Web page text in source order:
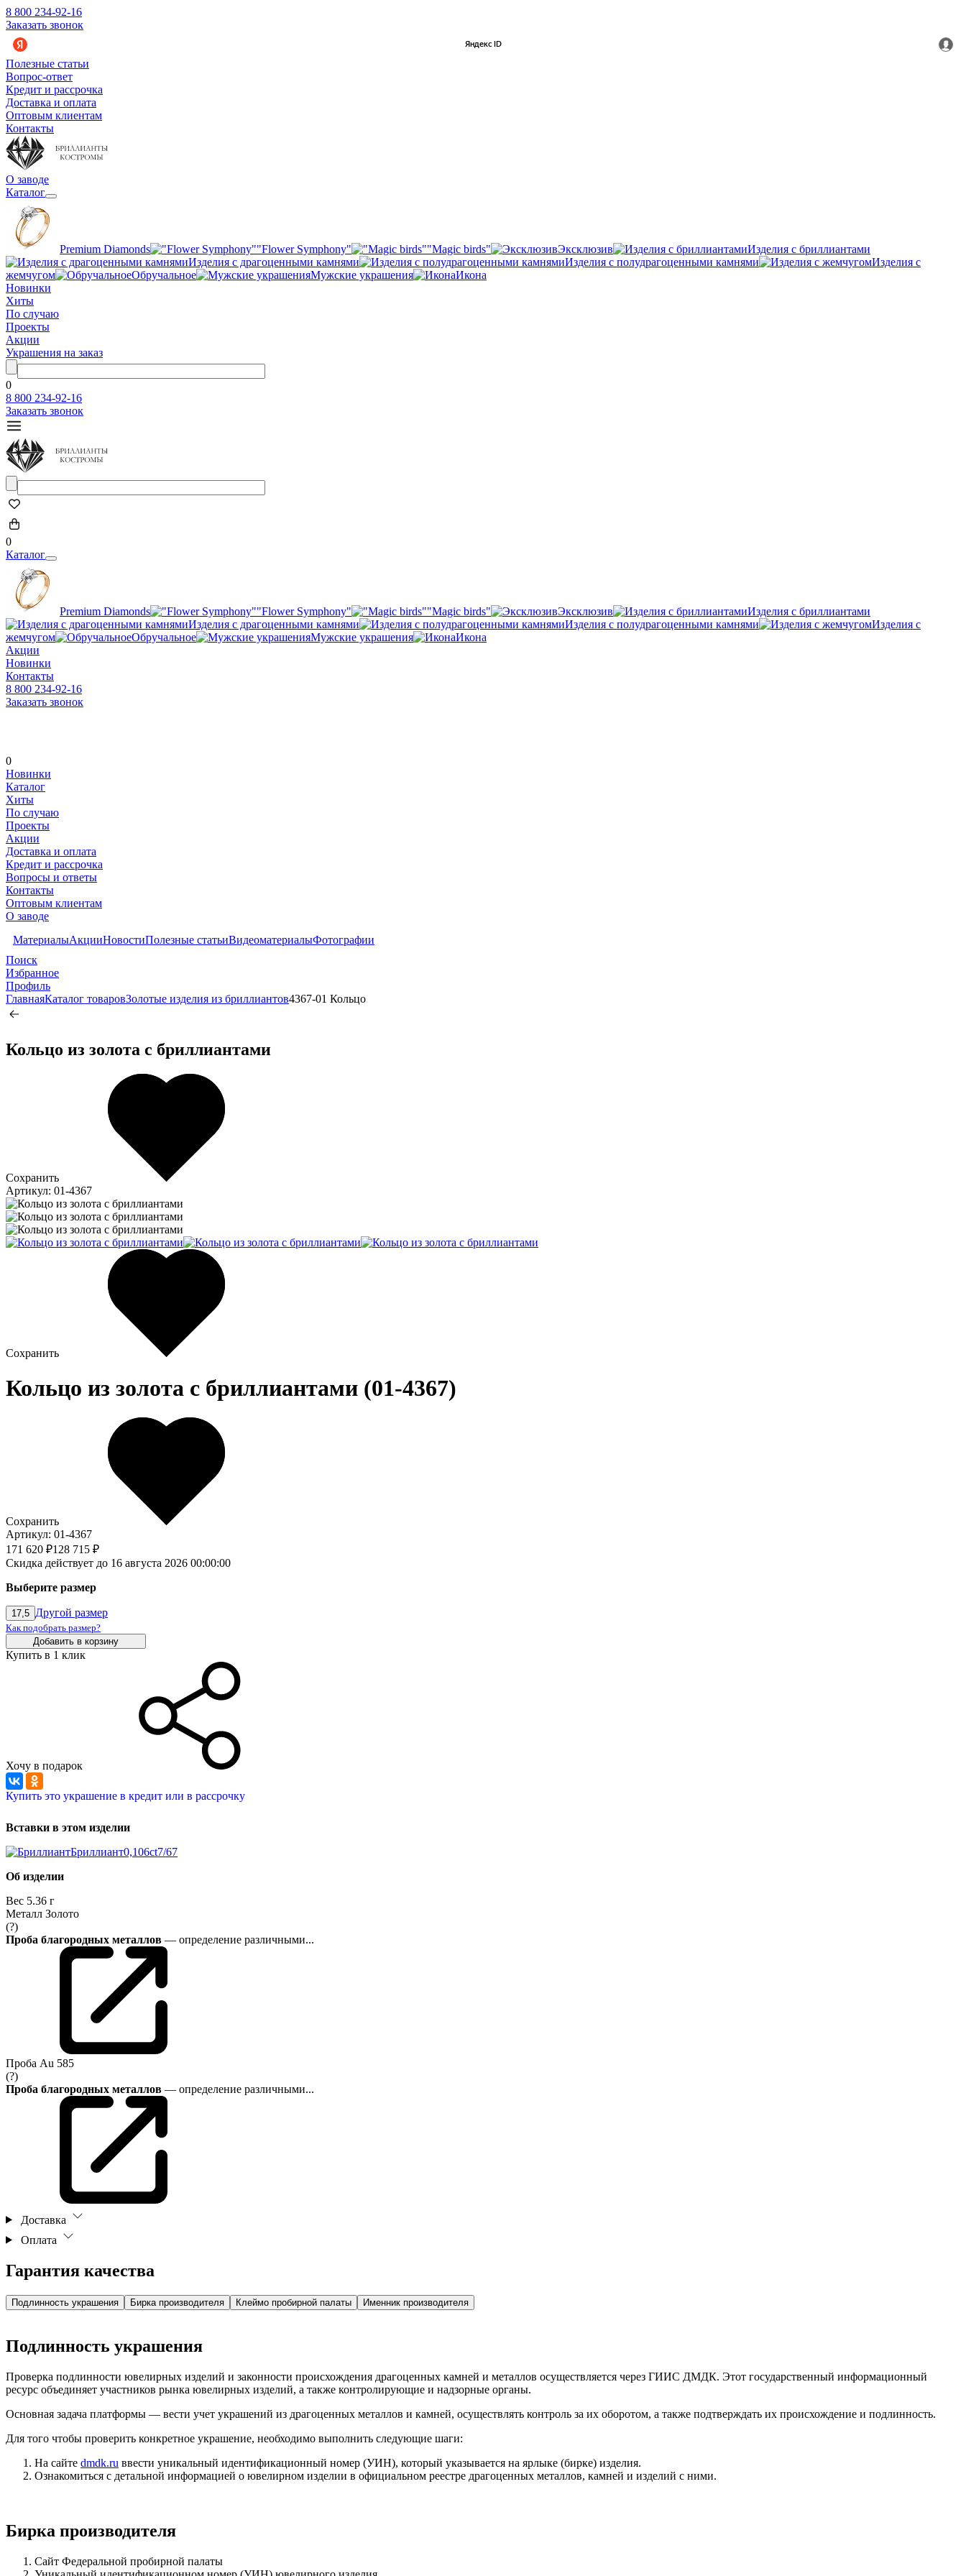
8 800 234-92-16
Заказать звонок
Полезные статьи
Вопрос-ответ
Кредит и рассрочка
Доставка и оплата
Оптовым клиентам
Контакты
О заводе
Каталог
Premium Diamonds "Flower Symphony" "Magic birds" Эксклюзив
Изделия с бриллиантами
Изделия с драгоценными камнями
Изделия с полудрагоценными камнями
Изделия с
жемчугом
Обручальное Мужские украшения
Икона
Новинки
Хиты
По случаю
Проекты
Акции
Украшения на заказ
0
8 800 234-92-16
Заказать звонок
0
Каталог
Premium Diamonds "Flower Symphony" "Magic birds" Эксклюзив
Изделия с бриллиантами
Изделия с драгоценными камнями
Изделия с полудрагоценными камнями
Изделия с
жемчугом
Обручальное Мужские украшения
Икона
Акции
Новинки
Контакты
8 800 234-92-16
Заказать звонок
0
Новинки
Каталог
Хиты
По случаю
Проекты
Акции
Доставка и оплата
Кредит и рассрочка
Вопросы и ответы
Контакты
Оптовым клиентам
О заводе
МатериалыАкцииНовостиПолезные статьиВидеоматериалыФотографии
Поиск
Избранное
Профиль
ГлавнаяКаталог товаровЗолотые изделия из бриллиантов4367-01 Кольцо
Кольцо из золота c бриллиантами
Сохранить
Артикул: 01-4367
Сохранить
Кольцо из золота c бриллиантами (01-4367)
Сохранить
Артикул: 01-4367
171 620 ₽128 715 ₽
Скидка действует до 16 августа 2026 00:00:00
Выберите размер
17,5 Другой размер
Как подобрать размер?
Добавить в корзину
Купить в 1 клик
Хочу в подарок
Купить это украшение в кредит или в рассрочку
Вставки в этом изделии
Бриллиант0,106ct7/67
Об изделии
Вес 5.36 г
Металл Золото
(?)
Проба благородных металлов — определение различными...
Проба Au 585
(?)
Проба благородных металлов — определение различными...
Доставка
Оплата
Гарантия качества
Подлинность украшения Бирка производителя Клеймо пробирной палаты Именник производителя
Подлинность украшения
Проверка подлинности ювелирных изделий и законности происхождения драгоценных камней и металлов осуществляется через ГИИС ДМДК. Этот государственный информационный
ресурс объединяет участников рынка ювелирных изделий, а также контролирующие и надзорные органы.
Основная задача платформы — вести учет украшений из драгоценных металлов и камней, осуществлять контроль за их оборотом, а также подтверждать их происхождение и подлинность.
Для того чтобы проверить конкретное украшение, необходимо выполнить следующие шаги:
На сайте dmdk.ru ввести уникальный идентификационный номер (УИН), который указывается на ярлыке (бирке) изделия.
Ознакомиться с детальной информацией о ювелирном изделии в официальном реестре драгоценных металлов, камней и изделий с ними.
Бирка производителя
Сайт Федеральной пробирной палаты